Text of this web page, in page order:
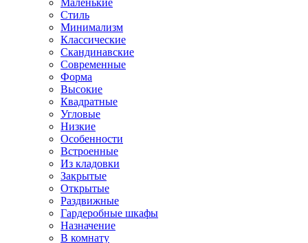
Маленькие
Стиль
Минимализм
Классические
Скандинавские
Современные
Форма
Высокие
Квадратные
Угловые
Низкие
Особенности
Встроенные
Из кладовки
Закрытые
Открытые
Раздвижные
Гардеробные шкафы
Назначение
В комнату